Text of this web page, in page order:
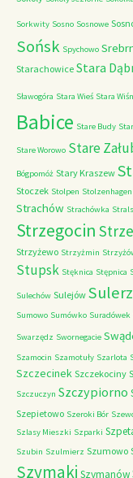
Sorkwity Sosno Sosnowe
Sońsk Spychowo
Starachowice Stara
Sławogóra Stara Wieś Stara
Babice Stare Budy
Stare Worowo Stare
Bógpomóż Stary Kraszew
Stoczek Stolpen Stolzenhagen
Strachów Strachówka
Strzegocin
Strzyżewo Strzyżmin
Stupsk Stęknica Stępnica
Sulechów Sulejów
Sumowo Sumówko Suradówek
Swarzędz Swornegacie
Szamocin Szamotuły Szarlota
Szczecinek Szczekociny
Szczuczyn Szczypiorno
Szepietowo Szeroki Bór
Szlasy Mieszki Szparki
Szubin Szulmierz Szumowo
Szymaki Szymanów